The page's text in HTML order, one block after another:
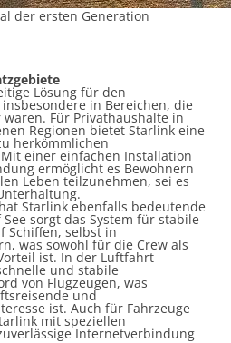
der ersten Generation
Lösung für den
in Bereichen, die
Für Privathaushalte in
Regionen bietet Starlink eine
herkömmlichen
einer einfachen Installation
ermöglicht es Bewohnern
Leben teilzunehmen, sei es
Starlink ebenfalls bedeutende
sorgt das System für stabile
Schiffen, selbst in
was sowohl für die Crew als
ist. In der Luftfahrt
und stabile
von Flugzeugen, was
und
ist. Auch für Fahrzeuge
mit speziellen
Internetverbindung